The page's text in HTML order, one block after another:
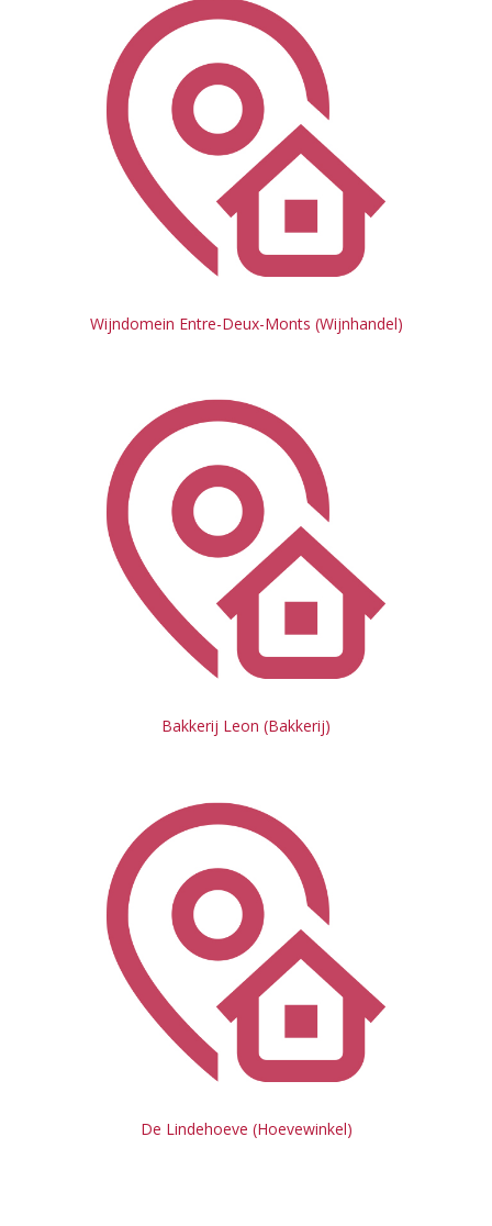
Wijndomein Entre-Deux-Monts (Wijnhandel)
Bakkerij Leon (Bakkerij)
De Lindehoeve (Hoevewinkel)